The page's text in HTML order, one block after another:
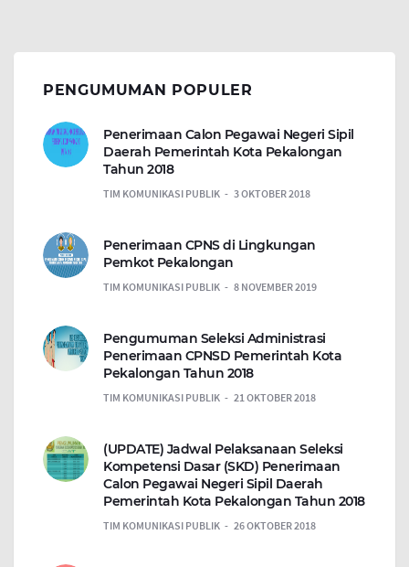
PENGUMUMAN POPULER
Penerimaan Calon Pegawai Negeri Sipil
Daerah Pemerintah Kota Pekalongan
Tahun 2018
TIM KOMUNIKASI PUBLIK 3 OKTOBER 2018
Penerimaan CPNS di Lingkungan
Pemkot Pekalongan
TIM KOMUNIKASI PUBLIK 8 NOVEMBER 2019
Pengumuman Seleksi Administrasi
Penerimaan CPNSD Pemerintah Kota
Pekalongan Tahun 2018
TIM KOMUNIKASI PUBLIK 21 OKTOBER 2018
(UPDATE) Jadwal Pelaksanaan Seleksi
Kompetensi Dasar (SKD) Penerimaan
Calon Pegawai Negeri Sipil Daerah
Pemerintah Kota Pekalongan Tahun 2018
TIM KOMUNIKASI PUBLIK 26 OKTOBER 2018